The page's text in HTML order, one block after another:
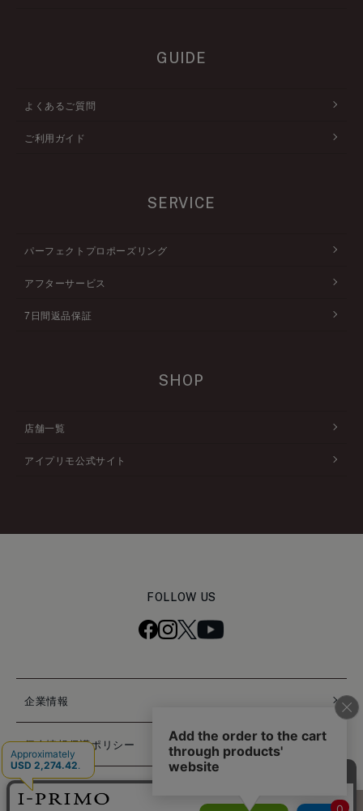
GUIDE
よくあるご質問
ご利用ガイド
SERVICE
パーフェクトプロポーズリング
アフターサービス
7日間返品保証
SHOP
店舗一覧
アイプリモ公式サイト
FOLLOW US
企業情報
個人情報保護ポリシー
特定商取引法に基づく表記